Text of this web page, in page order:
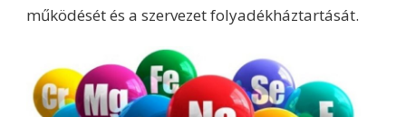
működését és a szervezet folyadékháztartását.